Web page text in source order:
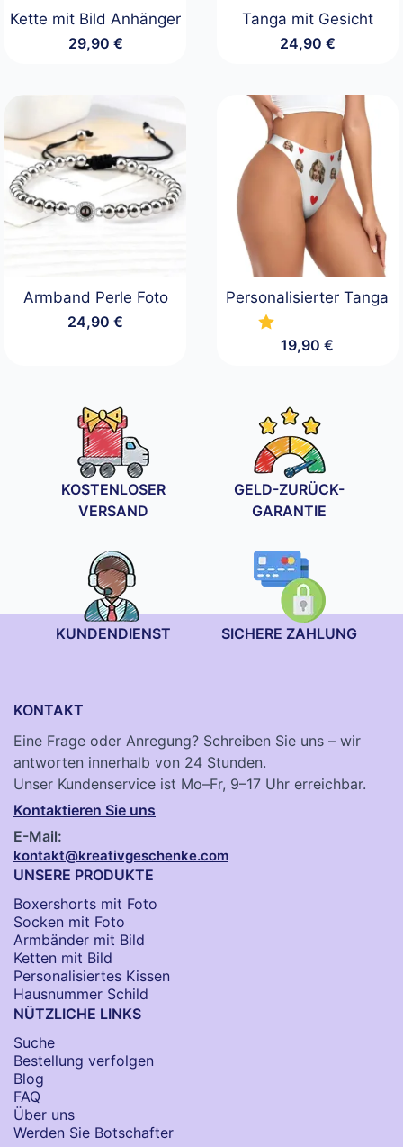
Kette mit Bild Anhänger
29,90 €
Tanga mit Gesicht
24,90 €
Armband Perle Foto
24,90€
Personalisierter Tanga
19,90€
KOSTENLOSER
VERSAND
GELD-ZURÜCK-
GARANTIE
KUNDENDIENST SICHERE ZAHLUNG
KONTAKT
Eine Frage oder Anregung? Schreiben Sie uns – wir
antworten innerhalb von 24 Stunden.
Unser Kundenservice ist Mo–Fr, 9–17 Uhr erreichbar.
Kontaktieren Sie uns
E-Mail:
kontakt@kreativgeschenke.com
UNSERE PRODUKTE
Boxershorts mit Foto
Socken​ mit Foto
Armbänder mit Bild​
Ketten mit Bild
Personalisiertes Kissen
Hausnummer Schild
NÜTZLICHE LINKS
Suche
Bestellung verfolgen
Blog
FAQ
Über uns
Werden Sie Botschafter